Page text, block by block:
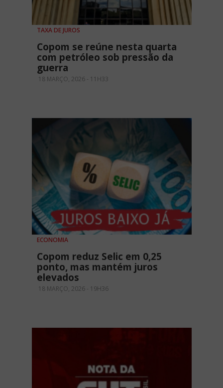
TAXA DE JUROS
Copom se reúne nesta quarta
com petróleo sob pressão da
guerra
18 MARÇO, 2026 - 11H33
ECONOMIA
Copom reduz Selic em 0,25
ponto, mas mantém juros
elevados
18 MARÇO, 2026 - 19H36